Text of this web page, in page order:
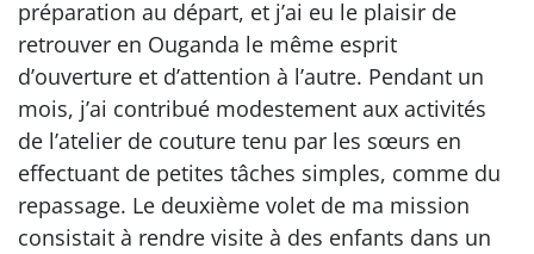
préparation au départ, et j’ai eu le plaisir de
retrouver en Ouganda le même esprit
d’ouverture et d’attention à l’autre. Pendant un
mois, j’ai contribué modestement aux activités
de l’atelier de couture tenu par les sœurs en
effectuant de petites tâches simples, comme du
repassage. Le deuxième volet de ma mission
consistait à rendre visite à des enfants dans un